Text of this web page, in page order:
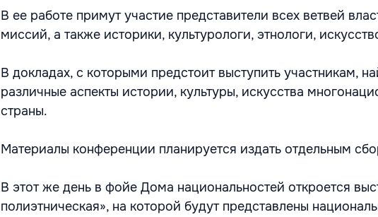
В ее работе примут участие представители всех ветвей
миссий, а также историки, культурологи, этнологи,
В докладах, с которыми предстоит выступить участникам,
различные аспекты истории, культуры, искусства
страны.
Материалы конференции планируется издать отдельным
В этот же день в фойе Дома национальностей откроется
полиэтническая», на которой будут представлены